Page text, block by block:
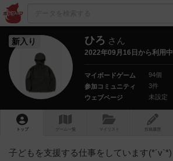
新入り ひろ さん
2022年09月16日から利用中
マイボードゲーム
94個
参加コミュニティ
3件
ウェブページ
未設定
トップ ゲーム一覧 マイリスト 投稿履歴
子どもを支援する仕事をしています(*´v`*)